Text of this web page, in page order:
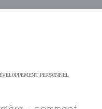
PERSONNEL